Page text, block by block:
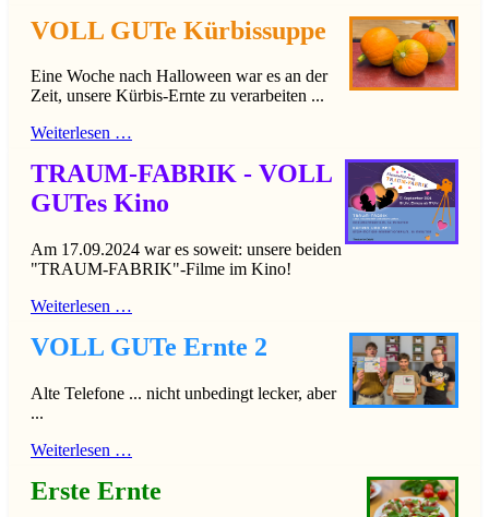
VOLL GUTe Kürbissuppe
Eine Woche nach Halloween war es an der
Zeit, unsere Kürbis-Ernte zu verarbeiten ...
Weiterlesen …
TRAUM-FABRIK - VOLL
GUTes Kino
Am 17.09.2024 war es soweit: unsere beiden
"TRAUM-FABRIK"-Filme im Kino!
Weiterlesen …
VOLL GUTe Ernte 2
Alte Telefone ... nicht unbedingt lecker, aber
...
Weiterlesen …
Erste Ernte